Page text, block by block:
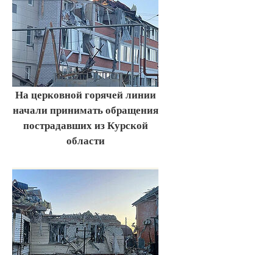
На церковной горячей линии
начали принимать обращения
пострадавших из Курской
области